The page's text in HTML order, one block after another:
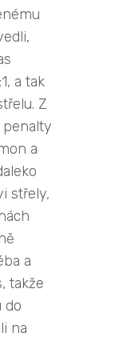
a tak
Z
a
střely,
a
takže
do
na